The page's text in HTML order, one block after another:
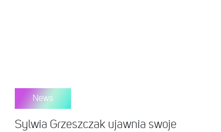
News
Sylwia Grzeszczak ujawnia swoje